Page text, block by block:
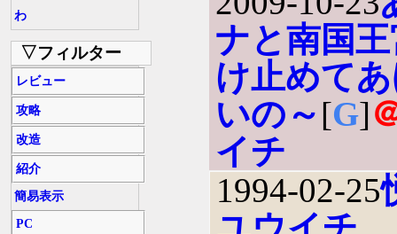
わ
▽フィルター
レビュー
攻略
改造
紹介
簡易表示
PC
ナと南国
け止めて
いの～[G]
イチ
1994-02-25